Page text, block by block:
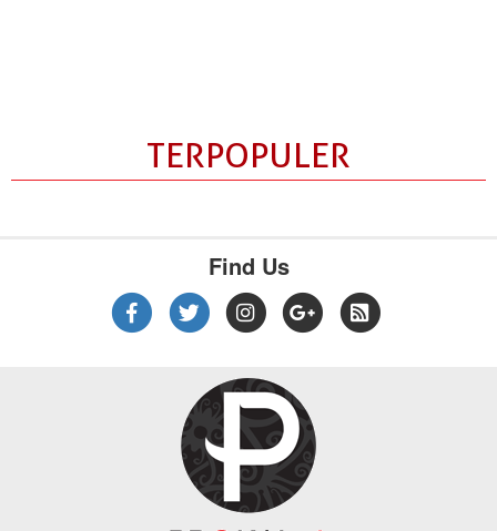
TERPOPULER
Find Us